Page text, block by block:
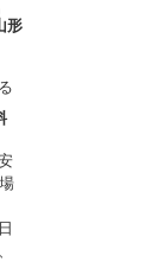
形